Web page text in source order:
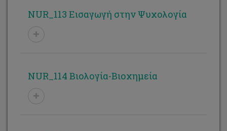
NUR_113 Εισαγωγή στην Ψυχολογία
NUR_114 Βιολογία-Βιοχημεία